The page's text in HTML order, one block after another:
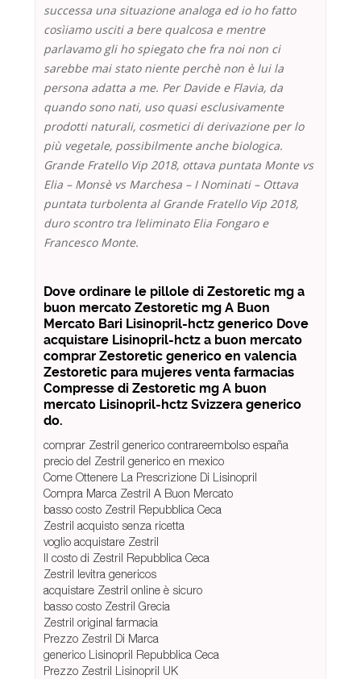
successa una situazione analoga ed io ho fatto
cosìiamo usciti a bere qualcosa e mentre
parlavamo gli ho spiegato che fra noi non ci
sarebbe mai stato niente perchè non è lui la
persona adatta a me. Per Davide e Flavia, da
quando sono nati, uso quasi esclusivamente
prodotti naturali, cosmetici di derivazione per lo
più vegetale, possibilmente anche biologica.
Grande Fratello Vip 2018, ottava puntata Monte vs
Elia – Monsè vs Marchesa – I Nominati – Ottava
puntata turbolenta al Grande Fratello Vip 2018,
duro scontro tra l’eliminato Elia Fongaro e
Francesco Monte.
Dove ordinare le pillole di Zestoretic mg a
buon mercato Zestoretic mg A Buon
Mercato Bari Lisinopril-hctz generico Dove
acquistare Lisinopril-hctz a buon mercato
comprar Zestoretic generico en valencia
Zestoretic para mujeres venta farmacias
Compresse di Zestoretic mg A buon
mercato Lisinopril-hctz Svizzera generico
do.
comprar Zestril generico contrareembolso españa
precio del Zestril generico en mexico
Come Ottenere La Prescrizione Di Lisinopril
Compra Marca Zestril A Buon Mercato
basso costo Zestril Repubblica Ceca
Zestril acquisto senza ricetta
voglio acquistare Zestril
Il costo di Zestril Repubblica Ceca
Zestril levitra genericos
acquistare Zestril online è sicuro
basso costo Zestril Grecia
Zestril original farmacia
Prezzo Zestril Di Marca
generico Lisinopril Repubblica Ceca
Prezzo Zestril Lisinopril UK